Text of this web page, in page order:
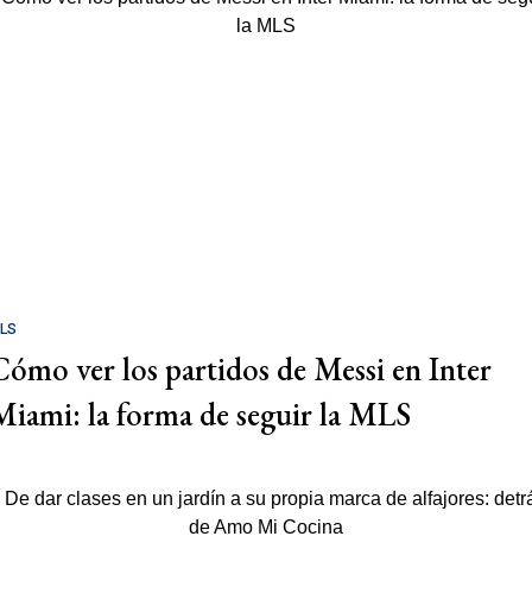
ver los partidos de Messi en Inter
la forma de seguir la MLS